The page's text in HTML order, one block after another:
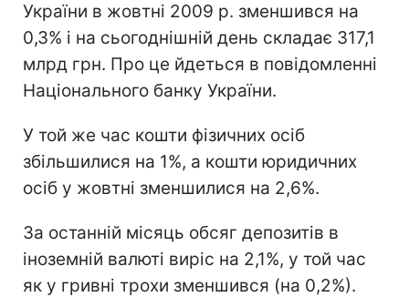
України в жовтні 2009 р. зменшився на
0,3% і на сьогоднішній день складає 317,1
млрд грн. Про це йдеться в повідомленні
Національного банку України.
У той же час кошти фізичних осіб
збільшилися на 1%, а кошти юридичних
осіб у жовтні зменшилися на 2,6%.
За останній місяць обсяг депозитів в
іноземній валюті виріс на 2,1%, у той час
як у гривні трохи зменшився (на 0,2%).